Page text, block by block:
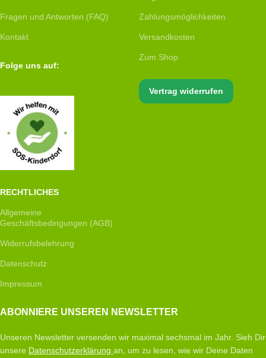
Fragen und Antworten (FAQ)
Kontakt
Folge uns auf:
Zahlungsmöglichkeiten
Versandkosten
Zum Shop
Vertrag widerrufen
RECHTLICHES
Allgemeine
Geschäftsbedingungen (AGB)
Widerrufsbelehrung
Datenschutz
Impressum
ABONNIERE UNSEREN NEWSLETTER
Unseren Newsletter versenden wir maximal sechsmal im Jahr. Sieh Dir
unsere Datenschutzerklärung an, um zu lesen, wie wir Deine Daten